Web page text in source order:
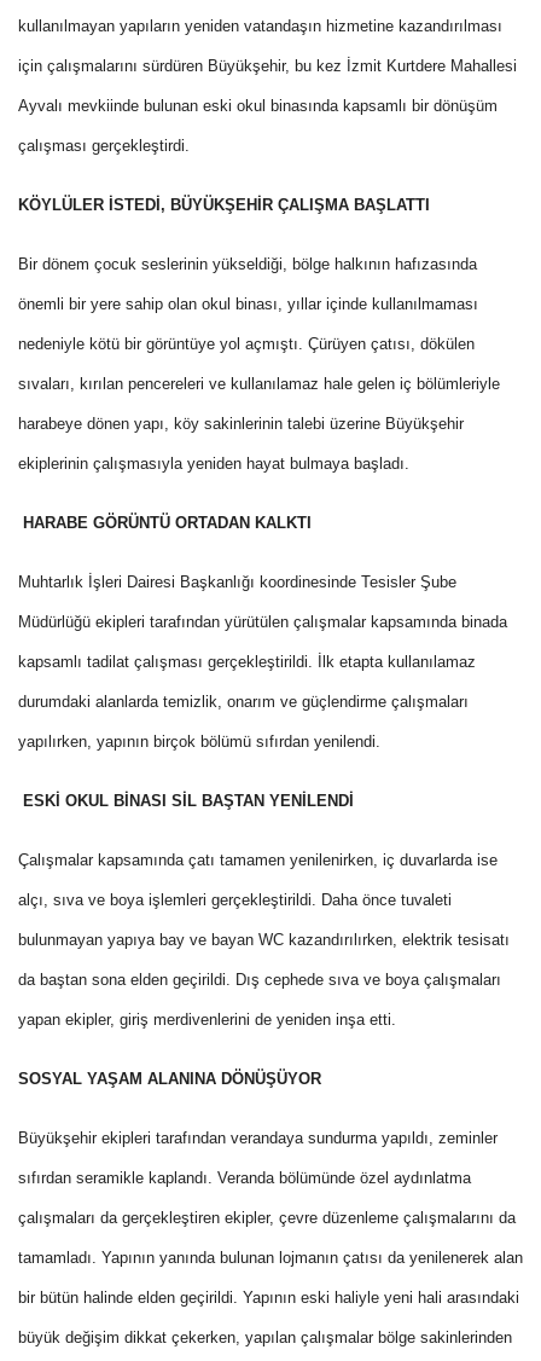
kullanılmayan yapıların yeniden vatandaşın hizmetine kazandırılması
için çalışmalarını sürdüren Büyükşehir, bu kez İzmit Kurtdere Mahallesi
Ayvalı mevkiinde bulunan eski okul binasında kapsamlı bir dönüşüm
çalışması gerçekleştirdi.
KÖYLÜLER İSTEDİ, BÜYÜKŞEHİR ÇALIŞMA BAŞLATTI
Bir dönem çocuk seslerinin yükseldiği, bölge halkının hafızasında
önemli bir yere sahip olan okul binası, yıllar içinde kullanılmaması
nedeniyle kötü bir görüntüye yol açmıştı. Çürüyen çatısı, dökülen
sıvaları, kırılan pencereleri ve kullanılamaz hale gelen iç bölümleriyle
harabeye dönen yapı, köy sakinlerinin talebi üzerine Büyükşehir
ekiplerinin çalışmasıyla yeniden hayat bulmaya başladı.
HARABE GÖRÜNTÜ ORTADAN KALKTI
Muhtarlık İşleri Dairesi Başkanlığı koordinesinde Tesisler Şube
Müdürlüğü ekipleri tarafından yürütülen çalışmalar kapsamında binada
kapsamlı tadilat çalışması gerçekleştirildi. İlk etapta kullanılamaz
durumdaki alanlarda temizlik, onarım ve güçlendirme çalışmaları
yapılırken, yapının birçok bölümü sıfırdan yenilendi.
ESKİ OKUL BİNASI SİL BAŞTAN YENİLENDİ
Çalışmalar kapsamında çatı tamamen yenilenirken, iç duvarlarda ise
alçı, sıva ve boya işlemleri gerçekleştirildi. Daha önce tuvaleti
bulunmayan yapıya bay ve bayan WC kazandırılırken, elektrik tesisatı
da baştan sona elden geçirildi. Dış cephede sıva ve boya çalışmaları
yapan ekipler, giriş merdivenlerini de yeniden inşa etti.
SOSYAL YAŞAM ALANINA DÖNÜŞÜYOR
Büyükşehir ekipleri tarafından verandaya sundurma yapıldı, zeminler
sıfırdan seramikle kaplandı. Veranda bölümünde özel aydınlatma
çalışmaları da gerçekleştiren ekipler, çevre düzenleme çalışmalarını da
tamamladı. Yapının yanında bulunan lojmanın çatısı da yenilenerek alan
bir bütün halinde elden geçirildi. Yapının eski haliyle yeni hali arasındaki
büyük değişim dikkat çekerken, yapılan çalışmalar bölge sakinlerinden